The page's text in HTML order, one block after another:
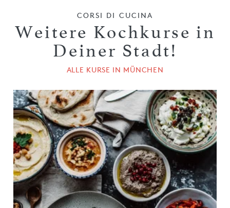
CORSI DI CUCINA
Weitere Kochkurse in
Deiner Stadt!
ALLE KURSE IN MÜNCHEN